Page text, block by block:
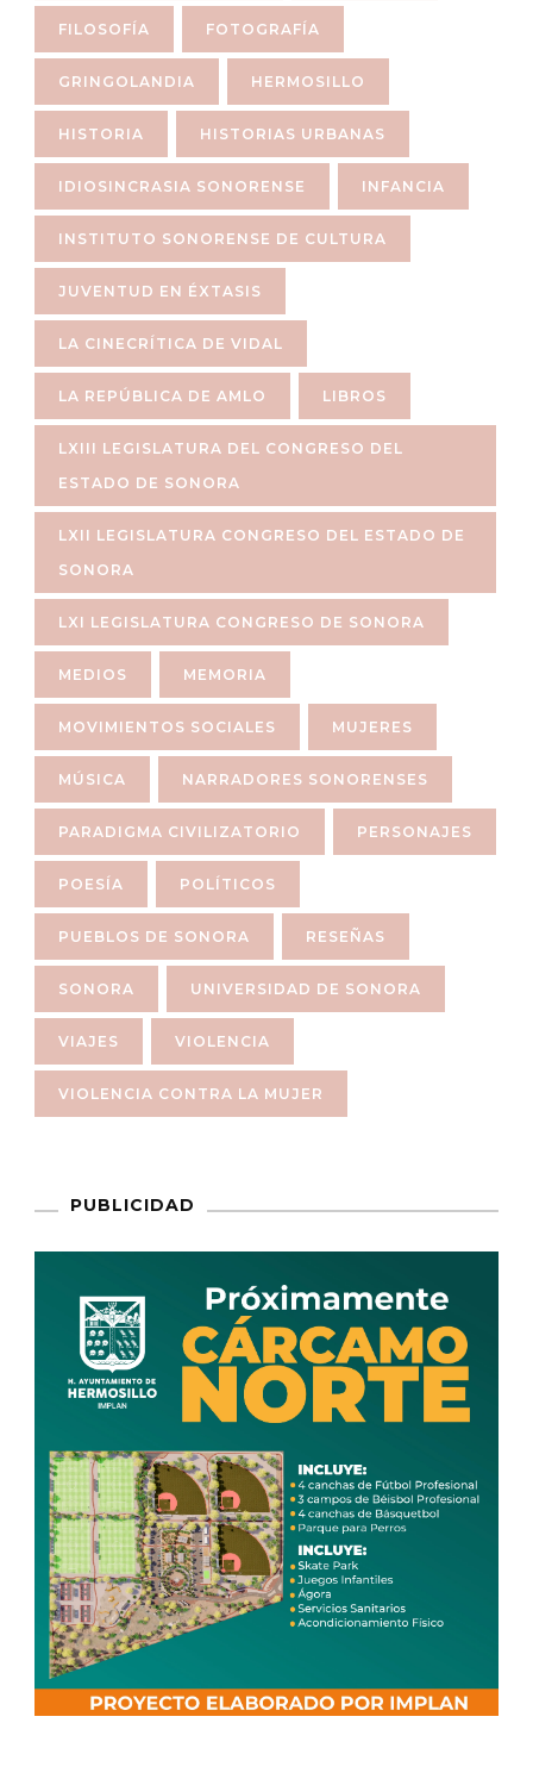
FILOSOFÍA FOTOGRAFÍA
GRINGOLANDIA HERMOSILLO
HISTORIA HISTORIAS URBANAS
IDIOSINCRASIA SONORENSE INFANCIA
INSTITUTO SONORENSE DE CULTURA
JUVENTUD EN ÉXTASIS
LA CINECRÍTICA DE VIDAL
LA REPÚBLICA DE AMLO LIBROS
LXIII LEGISLATURA DEL CONGRESO DEL
ESTADO DE SONORA
LXII LEGISLATURA CONGRESO DEL ESTADO DE
SONORA
LXI LEGISLATURA CONGRESO DE SONORA
MEDIOS MEMORIA
MOVIMIENTOS SOCIALES MUJERES
MÚSICA NARRADORES SONORENSES
PARADIGMA CIVILIZATORIO PERSONAJES
POESÍA POLÍTICOS
PUEBLOS DE SONORA RESEÑAS
SONORA UNIVERSIDAD DE SONORA
VIAJES VIOLENCIA
VIOLENCIA CONTRA LA MUJER
PUBLICIDAD